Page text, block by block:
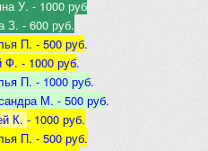
У. - 1000 руб
З. - 600 руб.
П. - 500 руб.
- 1000 руб.
П. - 1000 руб.
М. - 500 руб.
К. - 1000 руб.
П. - 500 руб.